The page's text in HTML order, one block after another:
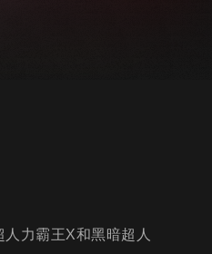
力霸王X和黑暗超人